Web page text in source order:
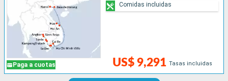
Paga a cuotas US$ 9,291 Tasas incluidas
Comidas incluidas